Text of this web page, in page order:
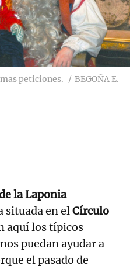
peticiones.
BEGOÑA E.
la Laponia
situada en elCírculo
aquí los típicos
puedan ayudar a
el pasado de